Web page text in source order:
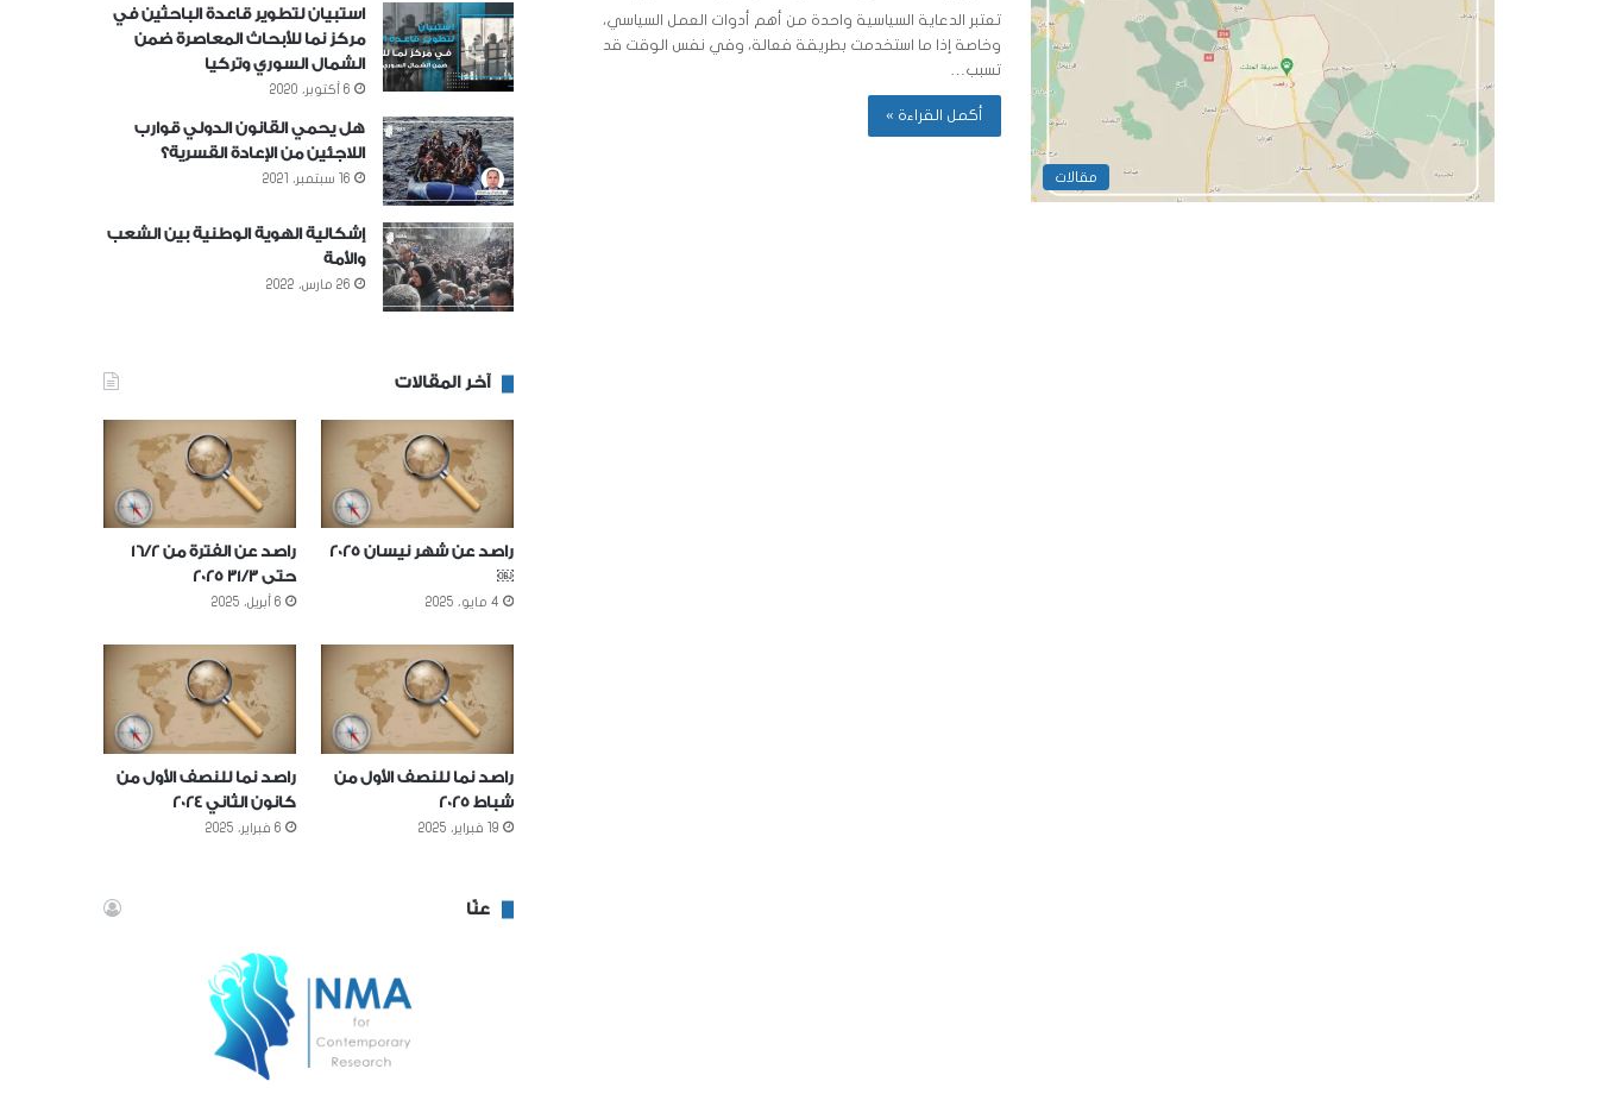
مقالات
تعتبر الدعاية السياسية واحدة من أهم أدوات العمل السياسي،
وخاصة إذا ما استخدمت بطريقة فعالة، وفي نفس الوقت قد
تسبب…
أكمل القراءة »
استبيان لتطوير قاعدة الباحثين في
مركز نما للأبحاث المعاصرة ضمن
الشمال السوري وتركيا
6 أكتوبر، 2020
هل يحمي القانون الدولي قوارب
اللاجئين من الإعادة القسرية؟
16 سبتمبر، 2021
إشكالية الهوية الوطنية بين الشعب
والأمة
26 مارس، 2022
آخر المقالات
راصد عن شهر نيسان 2025
￼
4 مايو، 2025
راصد عن الفترة من 16/2
حتى 31/3 2025
6 أبريل، 2025
راصد نما للنصف الأول من
شباط 2025
19 فبراير، 2025
راصد نما للنصف الأول من
كانون الثاني 2024
6 فبراير، 2025
عنّا